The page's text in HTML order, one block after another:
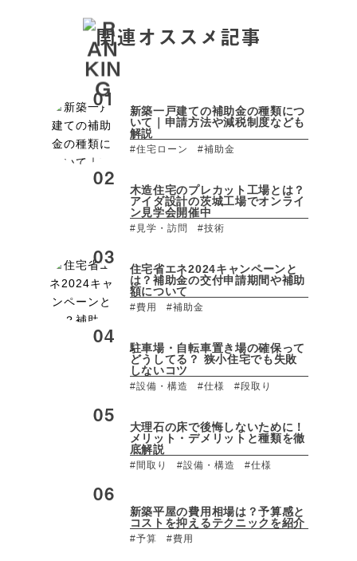
関連オススメ記事
新築一戸建ての補助金の種類につ
いて｜申請方法や減税制度なども
解説
#住宅ローン #補助金
木造住宅のプレカット工場とは？
アイダ設計の茨城工場でオンライ
ン見学会開催中
#見学・訪問 #技術
住宅省エネ2024キャンペーンと
は？補助金の交付申請期間や補助
額について
#費用 #補助金
駐車場・自転車置き場の確保って
どうしてる？ 狭小住宅でも失敗
しないコツ
#設備・構造 #仕様 #段取り
大理石の床で後悔しないために！
メリット・デメリットと種類を徹
底解説
#間取り #設備・構造 #仕様
新築平屋の費用相場は？予算感と
コストを抑えるテクニックを紹介
#予算 #費用